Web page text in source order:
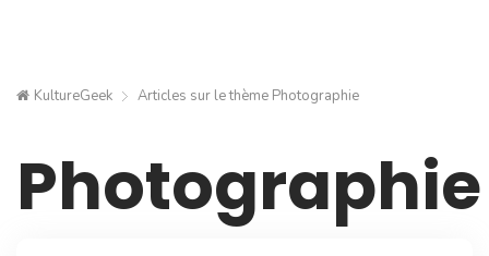
KultureGeek Articles sur le thème Photographie
Photographie